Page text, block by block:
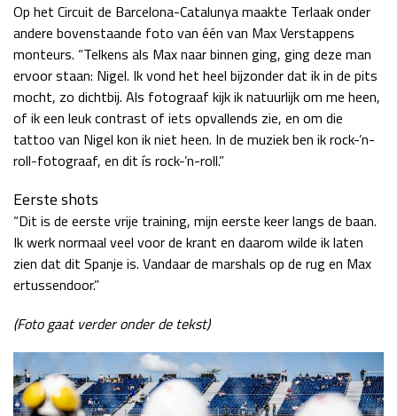
Kwalificatie
za 19:00 - 20:00
Race
zo 17:00 - 19:00
Op het Circuit de Barcelona-Catalunya maakte Terlaak onder
andere bovenstaande foto van één van Max Verstappens
monteurs. “Telkens als Max naar binnen ging, ging deze man
ervoor staan: Nigel. Ik vond het heel bijzonder dat ik in de pits
mocht, zo dichtbij. Als fotograaf kijk ik natuurlijk om me heen,
of ik een leuk contrast of iets opvallends zie, en om die
tattoo van Nigel kon ik niet heen. In de muziek ben ik rock-’n-
roll-fotograaf, en dit ís rock-’n-roll.”
Eerste shots
“Dit is de eerste vrije training, mijn eerste keer langs de baan.
Ik werk normaal veel voor de krant en daarom wilde ik laten
zien dat dit Spanje is. Vandaar de marshals op de rug en Max
ertussendoor.”
(Foto gaat verder onder de tekst)